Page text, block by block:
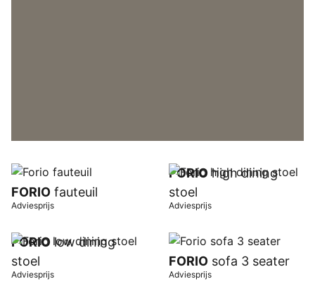
FORIO fauteuil
Adviesprijs
FORIOhigh dining
stoel
Adviesprijs
FORIOlow dining
stoel
Adviesprijs
FORIO sofa 3 seater
Adviesprijs